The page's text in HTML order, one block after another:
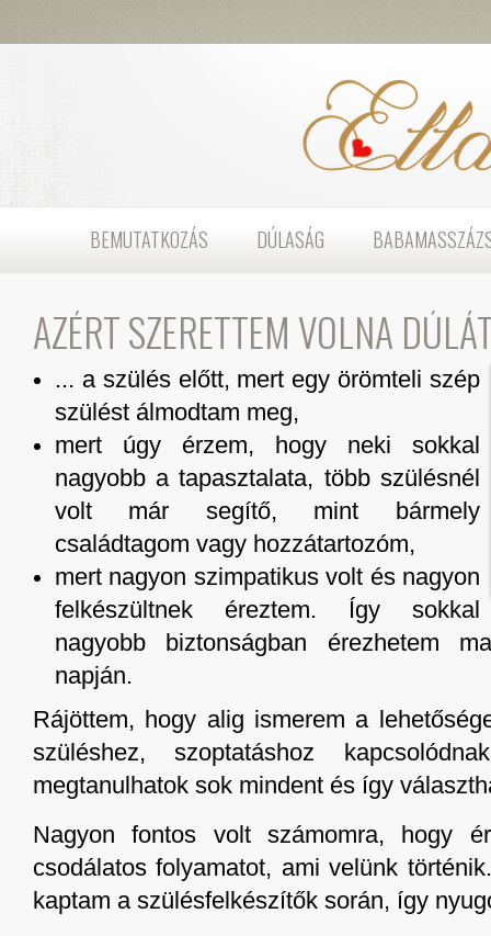
BEMUTATKOZÁS DÚLASÁG
AZÉRT SZERETTEM VOLNA
... a szülés előtt, mert egy örömteli szép
szülést álmodtam meg,
mert úgy érzem, hogy neki sokkal
nagyobb a tapasztalata, több szülésnél
volt már segítő, mint bármely
családtagom vagy hozzátartozóm,
mert nagyon szimpatikus volt és nagyon
felkészültnek éreztem. Így sokkal
nagyobb biztonságban érezhetem
napján.
Rájöttem, hogy alig ismerem a
szüléshez, szoptatáshoz
megtanulhatok sok mindent és így
Nagyon fontos volt számomra, hogy
csodálatos folyamatot, ami velünk
kaptam a szülésfelkészítők során, így